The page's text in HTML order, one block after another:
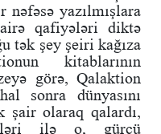
yazılmışlara
qafiyələri diktə
tək şey şeiri kağıza
kitablarının
görə, Qalaktion
sonra dünyasını
şair olaraq qalardı,
ilə o, gürcü